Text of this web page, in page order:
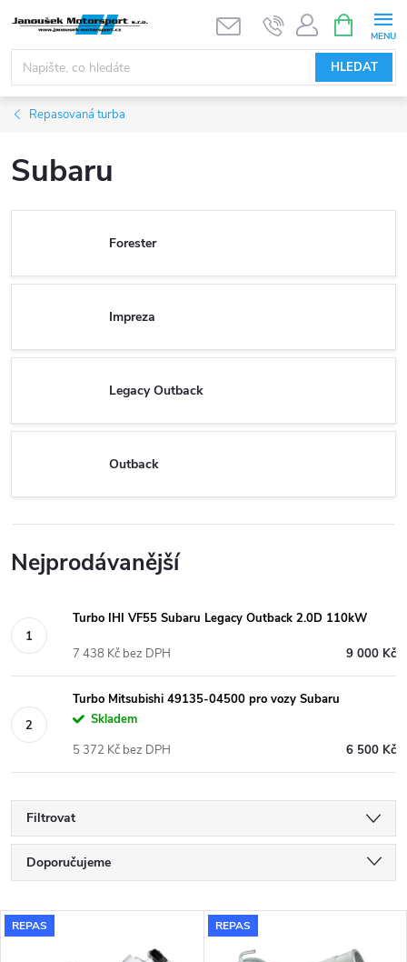
obsah
HLEDAT
NÁKUPNÍ
KOŠÍK
Repasovaná turba
Subaru
Forester
Impreza
Legacy Outback
Outback
Nejprodávanější
Turbo IHI VF55 Subaru Legacy Outback 2.0D 110kW
9 000 Kč
7 438 Kč bez DPH
Turbo Mitsubishi 49135-04500 pro vozy Subaru
Skladem
6 500 Kč
5 372 Kč bez DPH
Filtrovat
Ř
a
Doporučujeme
Nejdražší
V
REPAS REPAS